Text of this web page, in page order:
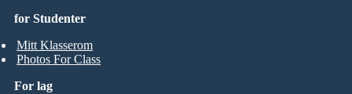
for Studenter
Mitt Klasserom
Photos For Class
For lag